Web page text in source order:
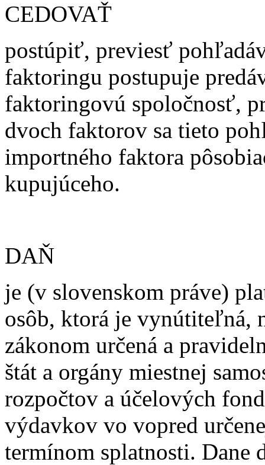
CEDOVAŤ
postúpiť, previesť
faktoringu postupuje
faktoringovú spoločnosť,
dvoch faktorov sa tieto
importného faktora
kupujúceho.
DAŇ
je (v slovenskom práve)
osôb, ktorá je vynútiteľná,
zákonom určená a
štát a orgány miestnej
rozpočtov a účelových
výdavkov vo vopred
termínom splatnosti. Dane